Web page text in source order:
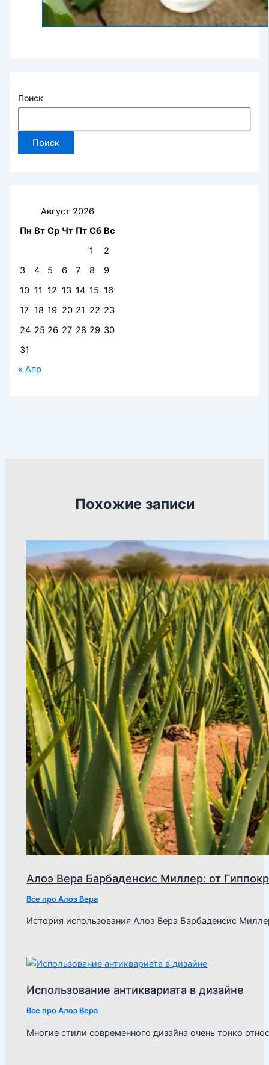
Поиск
Поиск
Август 2026
Пн Вт Ср Чт Пт Сб Вс
1
2
3
4 5 6 7 8
9
10 11 12 13 14 15 16
17 18 19 20 21 22 23
24 25 26 27 28 29 30
31
« Апр
Похожие записи
Алоэ Вера Барбаденсис Миллер: от
Все про Алоэ Вера
История использования Алоэ Вера Барбаденсис
Использование антиквариата в дизайне
Все про Алоэ Вера
Многие стили современного дизайна очень тонко